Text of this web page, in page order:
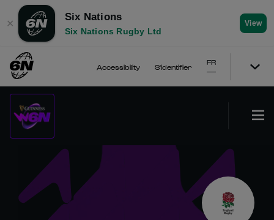
✕
Six Nations
Six Nations Rugby Ltd
View
Accessibility S'identifier
FR